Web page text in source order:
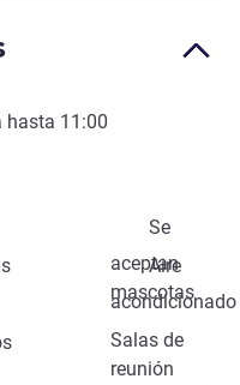
hasta 11:00
Se
aceptan
mascotas
Aire
acondicionado
Salas de
reunión